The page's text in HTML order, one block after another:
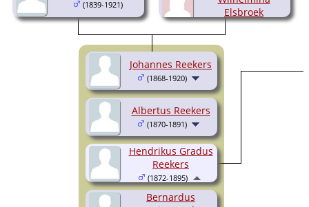
(1839-1921)
Elsbroek
(1846-1885)
Johannes Reekers
(1868-1920)
Albertus Reekers
(1870-1891)
Bernardus
Hendrikus Gradus
Reekers
(1872-1895)